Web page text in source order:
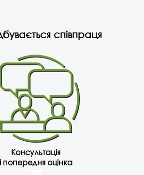
співпраця
Консультація
і попередня оцінка